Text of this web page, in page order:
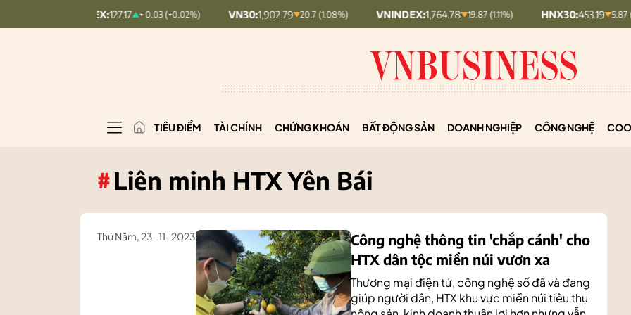
+ 0.03 (+0.02%) VN30: 1,902.79 20.7 (1.08%) VNINDEX: 1,764.78 19.87 (1.11%) HNX30: 453.19 5.87 (1.28%)
TIÊU ĐIỂM TÀI CHÍNH CHỨNG KHOÁN BẤT ĐỘNG SẢN DOANH NGHIỆP CÔNG NGHỆ
#Liên minh HTX Yên Bái
Thứ Năm, 23-11-2023
Công nghệ thông tin 'chắp cánh' cho
HTX dân tộc miền núi vươn xa
Thương mại điện tử, công nghệ số đã và đang
giúp người dân, HTX khu vực miền núi tiêu thụ